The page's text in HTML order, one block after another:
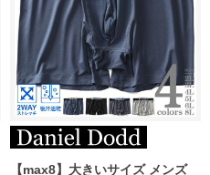
【max8】大きいサイズ メンズ